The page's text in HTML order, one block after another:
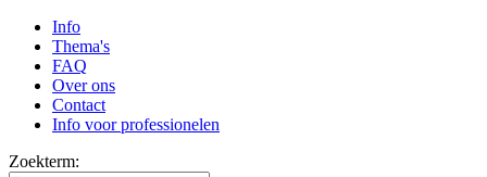
Info
Thema's
FAQ
Over ons
Contact
Info voor professionelen
Zoekterm: